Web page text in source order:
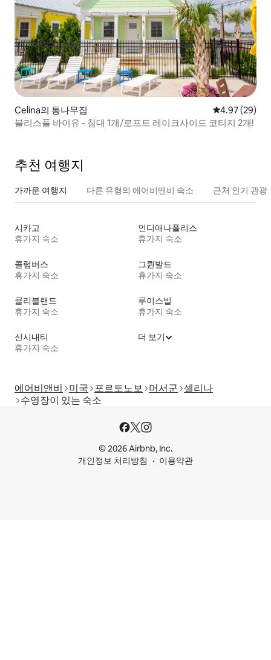
Celina의 통나무집 평점 4.97점(5
4.97 (29)
블리스풀 바이유 - 침대 1개/로프트 레이크사이드 코티지 2개!
추천 여행지
가까운 여행지 다른 유형의 에어비앤비 숙소 근처 인기 관광
시카고
휴가지 숙소
인디애나폴리스
휴가지 숙소
콜럼버스
휴가지 숙소
그륀발드
휴가지 숙소
클리블랜드
휴가지 숙소
루이스빌
휴가지 숙소
신시내티
휴가지 숙소
더 보기
에어비앤비 미국 포르토노보 머서군 셀리나
수영장이 있는 숙소
© 2026 Airbnb, Inc.
개인정보 처리방침
이용약관